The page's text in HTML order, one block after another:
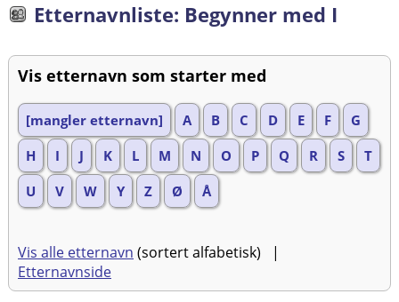
Etternavnliste: Begynner med I
Vis etternavn som starter med
[mangler etternavn] A B C D E F
G
H
I J K L M N O P Q R S
T
U
V W Y Z Ø Å
Vis alle etternavn (sortert alfabetisk) |
Etternavnside